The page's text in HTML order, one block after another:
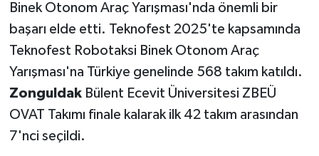
Binek Otonom Araç Yarışması'nda önemli bir
başarı elde etti. Teknofest 2025'te kapsamında
Teknofest Robotaksi Binek Otonom Araç
Yarışması'na Türkiye genelinde 568 takım katıldı.
ZonguldakBülent Ecevit Üniversitesi ZBEÜ
OVAT Takımı finale kalarak ilk 42 takım arasından
7'nci seçildi.